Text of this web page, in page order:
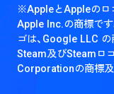
※AppleとAppleのロ
Apple Inc.の商標です
ゴは、Google LLC の
Steam及びSteamロ
Corporationの商標及